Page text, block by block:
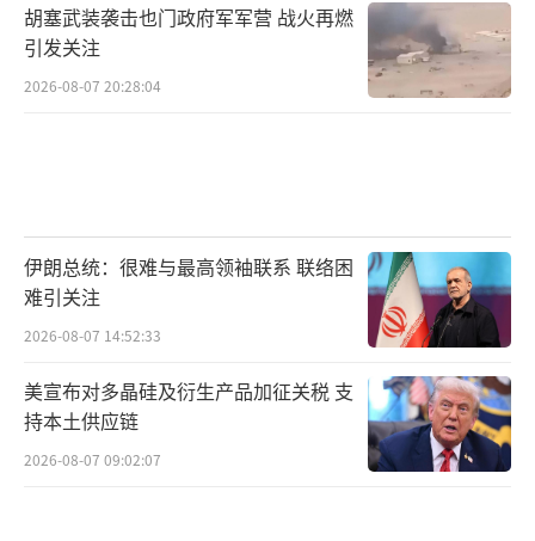
胡塞武装袭击也门政府军军营 战火再燃
引发关注
2026-08-07 20:28:04
伊朗总统：很难与最高领袖联系 联络困
难引关注
2026-08-07 14:52:33
美宣布对多晶硅及衍生产品加征关税 支
持本土供应链
2026-08-07 09:02:07